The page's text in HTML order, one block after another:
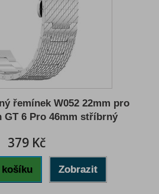
řemínek W052 22mm pro
GT 6 Pro 46mm stříbrný
379 Kč
košíku Zobrazit